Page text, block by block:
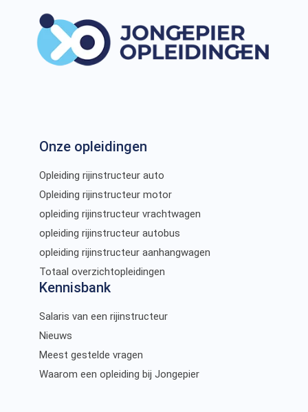
Onze opleidingen
Opleiding rijinstructeur auto
Opleiding rijinstructeur motor
opleiding rijinstructeur vrachtwagen
opleiding rijinstructeur autobus
opleiding rijinstructeur aanhangwagen
Totaal overzichtopleidingen
Kennisbank
Salaris van een rijinstructeur
Nieuws
Meest gestelde vragen
Waarom een opleiding bij Jongepier